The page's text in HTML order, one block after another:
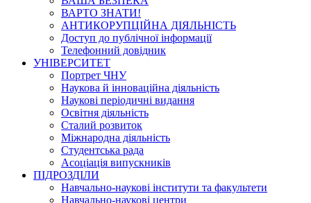
ВАРТО ЗНАТИ!
АНТИКОРУПЦІЙНА ДІЯЛЬНІСТЬ
Доступ до публічної інформації
Телефонний довідник
УНІВЕРСИТЕТ
Портрет ЧНУ
Наукова й інноваційна діяльність
Наукові періодичні видання
Освітня діяльність
Сталий розвиток
Міжнародна діяльність
Студентська рада
Асоціація випускників
ПІДРОЗДІЛИ
Навчально-наукові інститути та факультети
Навчально-наукові центри